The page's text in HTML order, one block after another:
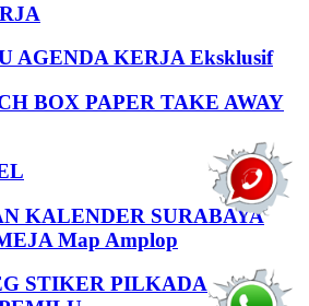
AGENDA KERJA Eksklusif
BOX PAPER TAKE AWAY
KALENDER SURABAYA
Map Amplop
STIKER PILKADA